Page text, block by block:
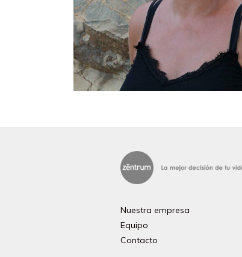
Nuestra empresa
Equipo
Contacto